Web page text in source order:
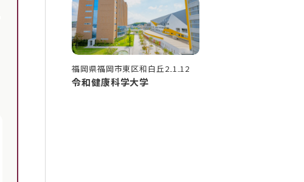
福岡県福岡市東区和白丘2₋1₋12
令和健康科学大学